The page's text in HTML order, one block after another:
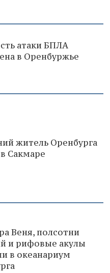
атаки БПЛА
в Оренбуржье
житель Оренбурга
Сакмаре
Веня, полсотни
и рифовые акулы
в океанариум